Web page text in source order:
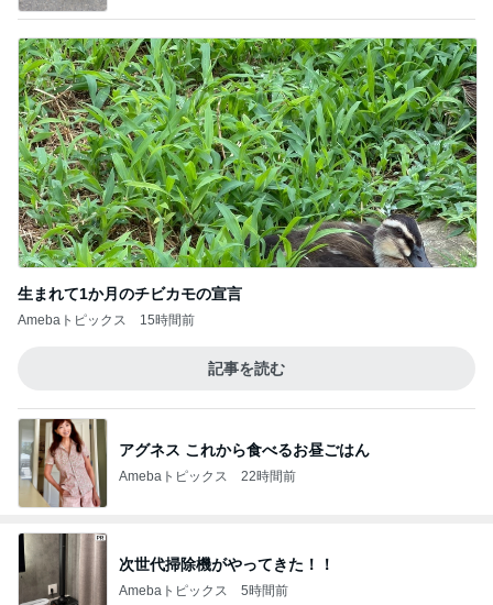
生まれて1か月のチビカモの宣言
Amebaトピックス 15時間前
記事を読む
アグネス これから食べるお昼ごはん
Amebaトピックス 22時間前
次世代掃除機がやってきた！！
Amebaトピックス 5時間前